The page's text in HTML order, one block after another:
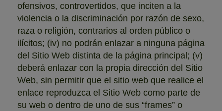
ofensivos, controvertidos, que inciten a la
violencia o la discriminación por razón de sexo,
raza o religión, contrarios al orden público o
ilícitos; (iv) no podrán enlazar a ninguna página
del Sitio Web distinta de la página principal; (v)
deberá enlazar con la propia dirección del Sitio
Web, sin permitir que el sitio web que realice el
enlace reproduzca el Sitio Web como parte de
su web o dentro de uno de sus “frames” o